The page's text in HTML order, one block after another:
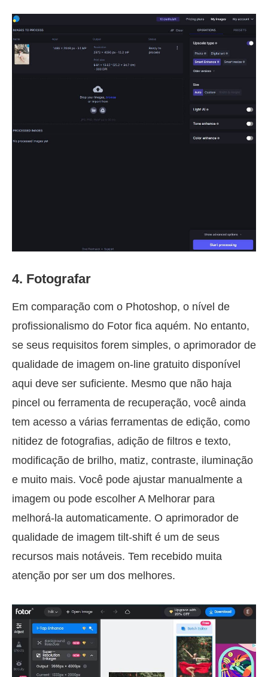
4. Fotografar
Em comparação com o Photoshop, o nível de
profissionalismo do Fotor fica aquém. No entanto,
se seus requisitos forem simples, o aprimorador de
qualidade de imagem on-line gratuito disponível
aqui deve ser suficiente. Mesmo que não haja
pincel ou ferramenta de recuperação, você ainda
tem acesso a várias ferramentas de edição, como
nitidez de fotografias, adição de filtros e texto,
modificação de brilho, matiz, contraste, iluminação
e muito mais. Você pode ajustar manualmente a
imagem ou pode escolher A Melhorar para
melhorá-la automaticamente. O aprimorador de
qualidade de imagem tilt-shift é um de seus
recursos mais notáveis. Tem recebido muita
atenção por ser um dos melhores.